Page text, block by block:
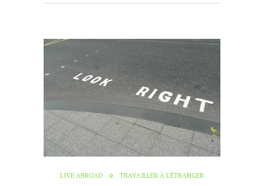
LIVE ABROAD TRAVAILLER À L'ÉTRANGER